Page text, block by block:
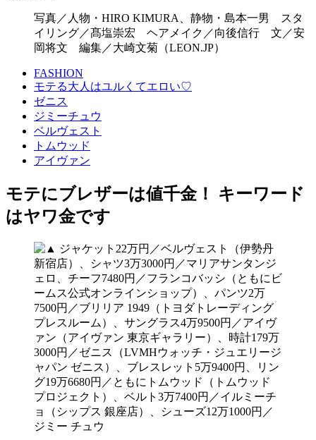
写真／人物・HIRO KIMURA、静物・島本一男 スタ
イリング／髙塩崇宏 ヘアメイク／向後信行 文／安
岡将文 編集／大崎文菊（LEON.JP）
FASHION
モテる大人はユルくてエロい♡
ゼニス
ジミーチュウ
ベルヴェスト
トムウッド
アイヴァン
モテにブレザーは値千金！ キーワード
はヤワ金です